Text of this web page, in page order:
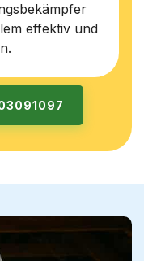
effektiv und